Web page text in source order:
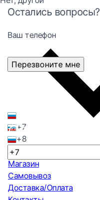
Остались вопросы?
Ваш телефон
+7
+8
Перезвоните мне
Магазин
Самовывоз
Доставка/Оплата